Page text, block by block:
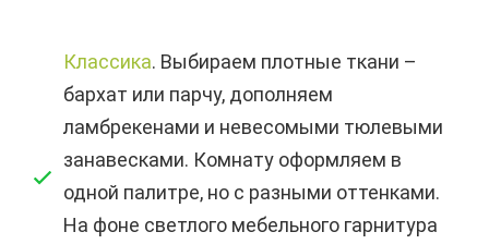
Классика. Выбираем плотные ткани –
бархат или парчу, дополняем
ламбрекенами и невесомыми тюлевыми
занавесками. Комнату оформляем в
одной палитре, но с разными оттенками.
На фоне светлого мебельного гарнитура